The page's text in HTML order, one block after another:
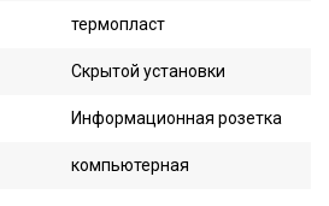
термопласт
Скрытой установки
Информационная розетка
компьютерная